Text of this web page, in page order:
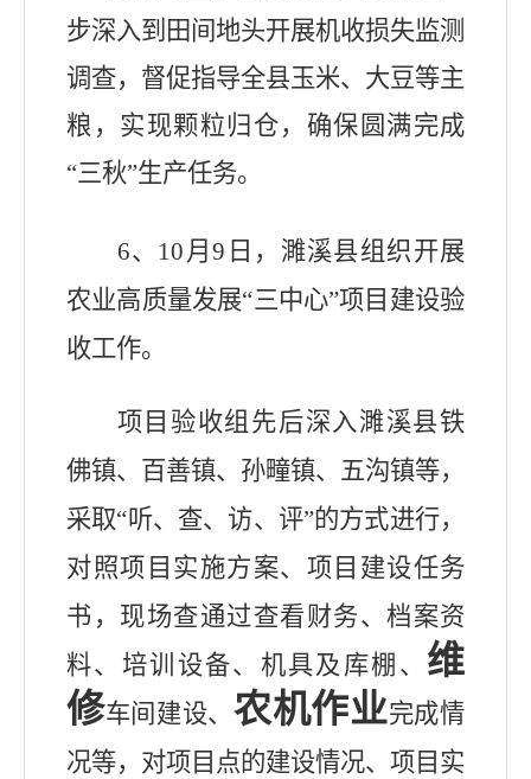
步深入到田间地头开展机收损失监测
调查，督促指导全县玉米、大豆等主
粮，实现颗粒归仓，确保圆满完成
“三秋”生产任务。
6、 10 月9 日，濉溪县组织开展
农业高质量发展“三中心”项目建设验
收工作。
项目验收组先后深入濉溪县铁
佛镇、百善镇、孙疃镇、五沟镇等，
采取“听、查、访、评”的方式进行，
对照项目实施方案、项目建设任务
书，现场查通过查看财务、档案资
料、培训设备、机具及库棚、 维
修车间建设、农机作业完成情
况等，对项目点的建设情况、项目实